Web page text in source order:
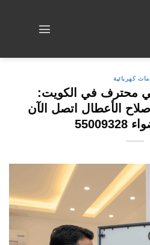
كهربائية
محترف في الكويت:
الأعطال اتصل الآن